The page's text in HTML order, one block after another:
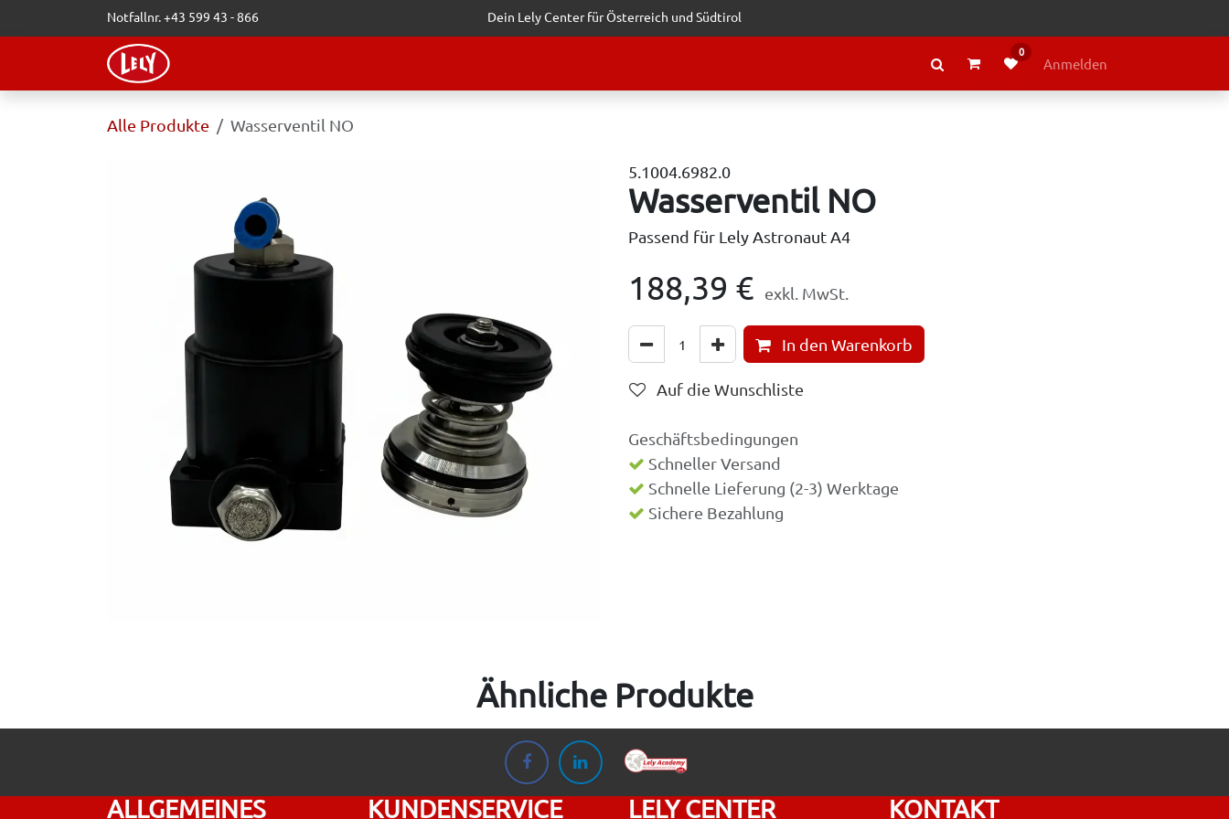
Zum Inhalt springenNotfallnr. +43 599 43 - 866 Dein Lely Center für Österreich und Südtirol
ÜBER LELY
0
Anmelden
Alle Produkte Wasserventil NO
5.1004.6982.0
Wasserventil NO
Passend für Lely Astronaut A4
188,39 € exkl. MwSt.
In den Warenkorb
Auf die Wunschliste
Geschäftsbedingungen
Schneller Versand
Schnelle Lieferung (2-3) Werktage
Sichere Bezahlung
Ähnliche Produkte
ALLGEMEINES KUNDENSERVICE LELY CENTER KONTAKT